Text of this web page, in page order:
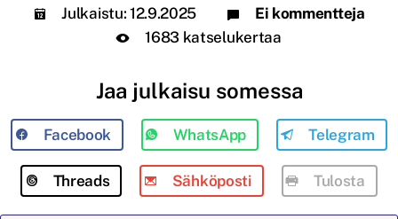
Julkaistu: 12.9.2025
Ei kommentteja
1683 katselukertaa
Jaa julkaisu somessa
Facebook WhatsApp Telegram
Threads Sähköposti Tulosta